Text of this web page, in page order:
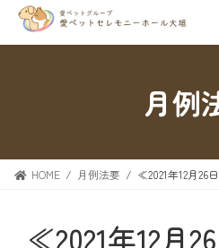
月例
HOME 月例法要 ≪2021年12月26
≪2021年12月